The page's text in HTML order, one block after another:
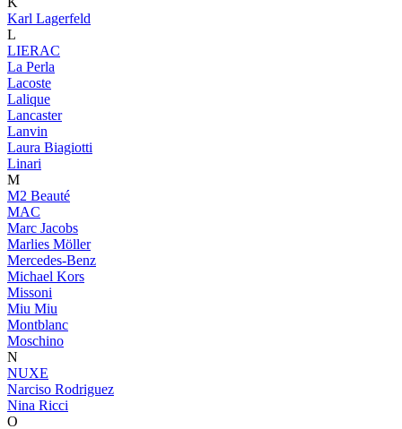
Karl Lagerfeld
L
LIERAC
La Perla
Lacoste
Lalique
Lancaster
Lanvin
Laura Biagiotti
Linari
M
M2 Beauté
MAC
Marc Jacobs
Marlies Möller
Mercedes-Benz
Michael Kors
Missoni
Miu Miu
Montblanc
Moschino
N
NUXE
Narciso Rodriguez
Nina Ricci
O